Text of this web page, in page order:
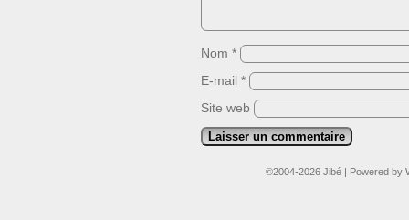
Nom *
E-mail *
Site web
©2004-2026 Jibé | Powered by